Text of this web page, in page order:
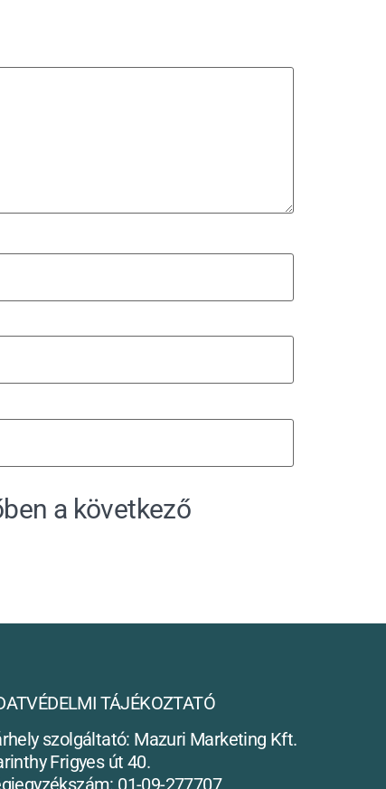
a következő
TÁJÉKOZTATÓ
szolgáltató: Mazuri Marketing Kft.
Frigyes út 40.
01-09-277707